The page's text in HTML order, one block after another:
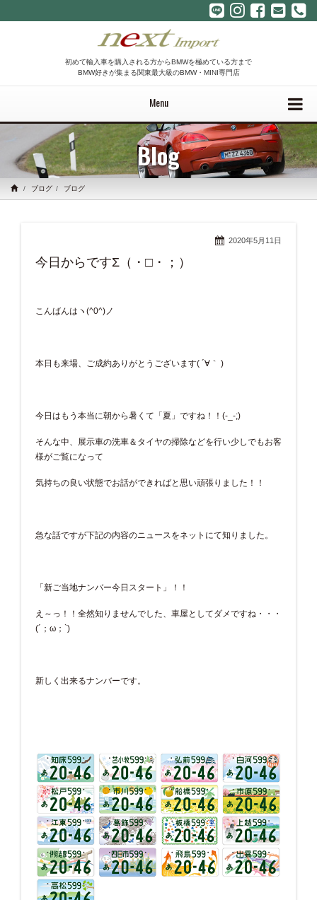
初めて輸入車を購入される方からBMWを極めている方まで
BMW好きが集まる関東最大級のBMW・MINI専門店
Menu
Blog
ブログ ブログ
2020年5月11日
今日からですΣ（・□・；）
こんばんはヽ(^0^)ノ
本日も来場、ご成約ありがとうございます( ´∀｀ )
今日はもう本当に朝から暑くて「夏」ですね！！(-_-;)
そんな中、展示車の洗車＆タイヤの掃除などを行い少しでもお客
様がご覧になって
気持ちの良い状態でお話ができればと思い頑張りました！！
急な話ですが下記の内容のニュースをネットにて知りました。
「新ご当地ナンバー今日スタート」！！
え～っ！！全然知りませんでした、車屋としてダメですね・・・
(´；ω；`)
新しく出来るナンバーです。